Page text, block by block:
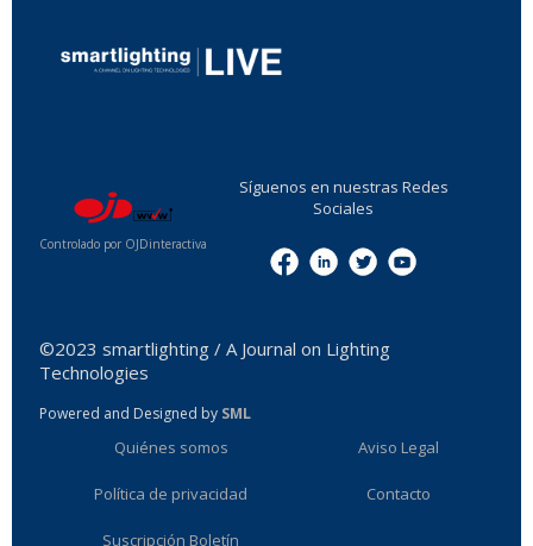
Controlado por OJDinteractiva
Síguenos en nuestras Redes
Sociales
©2023 smartlighting / A Journal on Lighting
Technologies
Powered and Designed by SML
Quiénes somos Aviso Legal
Política de privacidad Contacto
Suscripción Boletín